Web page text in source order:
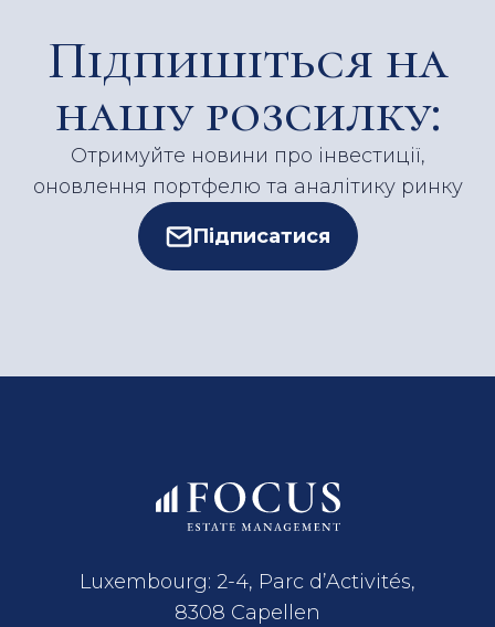
Підпишіться на
нашу розсилку:
Отримуйте новини про інвестиції,
оновлення портфелю та аналітику ринку
Підписатися
Luxembourg: 2-4, Parc d’Activités,
8308 Capellen